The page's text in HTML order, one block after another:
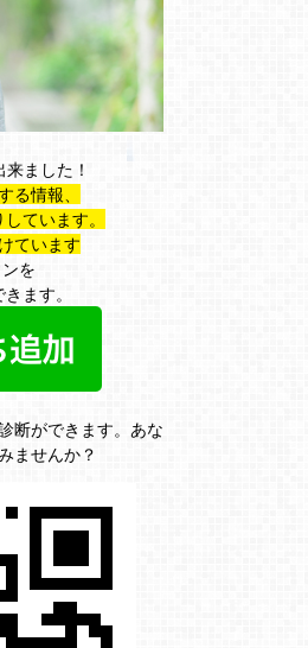
ました！
る情報、
ています。
ています
を
ます。
断ができます。あな
ませんか？